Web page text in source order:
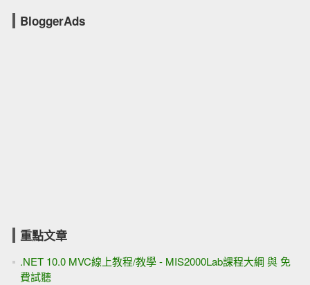
BloggerAds
重點文章
.NET 10.0 MVC線上教程/教學 - MIS2000Lab課程大綱 與 免
費試聽